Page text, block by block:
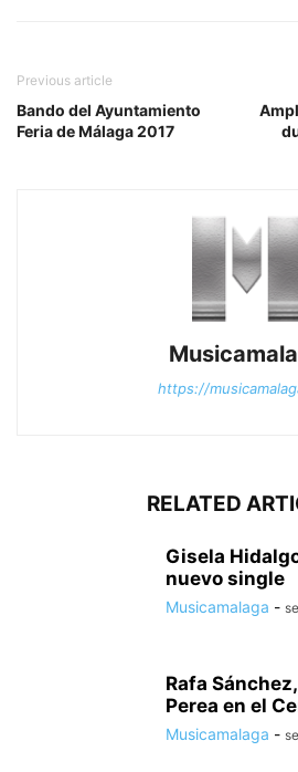
Previous article
Bando del Ayuntamiento
Feria de Málaga 2017
https://
RELATED
Gisela
nuevo single
Musicamalaga -
Rafa
Perea en el
Musicamalaga -